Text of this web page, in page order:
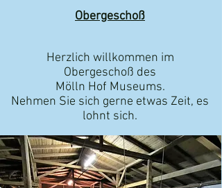
Obergeschoß
Herzlich willkommen im
Obergeschoß des
Mölln Hof Museums.
Nehmen Sie sich gerne etwas Zeit, es
lohnt sich.